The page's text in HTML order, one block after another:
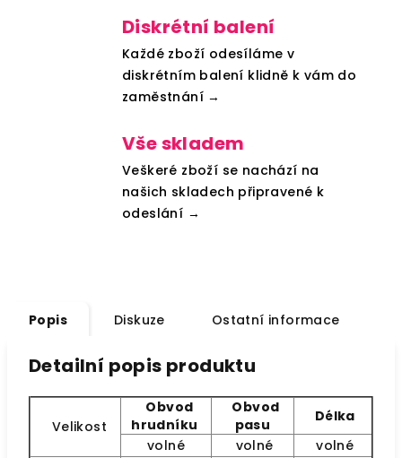
Diskrétní balení
Každé zboží odesíláme v
diskrétním balení klidně k vám do
zaměstnání →
Vše skladem
Veškeré zboží se nachází na
našich skladech připravené k
odeslání →
Popis Diskuze Ostatní informace
Detailní popis produktu
Velikost
Obvod
hrudníku
Obvod
pasu
Délka
volné
volné
volné